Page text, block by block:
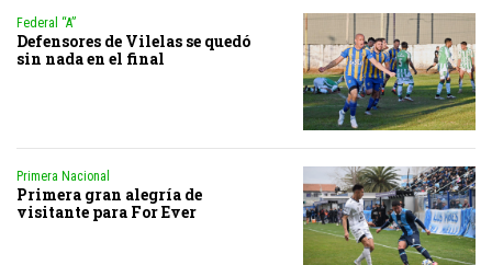
Federal “A”
Defensores de Vilelas se quedó
sin nada en el final
Primera Nacional
Primera gran alegría de
visitante para For Ever